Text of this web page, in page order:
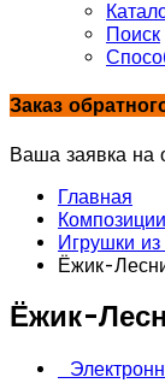
Поиск
Заказ
Ваша заявка на
Главная
Композиции
Игрушки из
Ёжик-
Ёжик-